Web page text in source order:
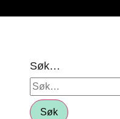
Søk…
Søk